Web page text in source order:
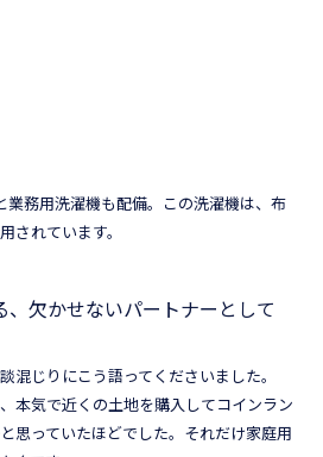
業務用洗濯機も配備。この洗濯機は、布
されています。
、欠かせないパートナーとして
混じりにこう語ってくださいました。
本気で近くの土地を購入してコインラン
思っていたほどでした。それだけ家庭用